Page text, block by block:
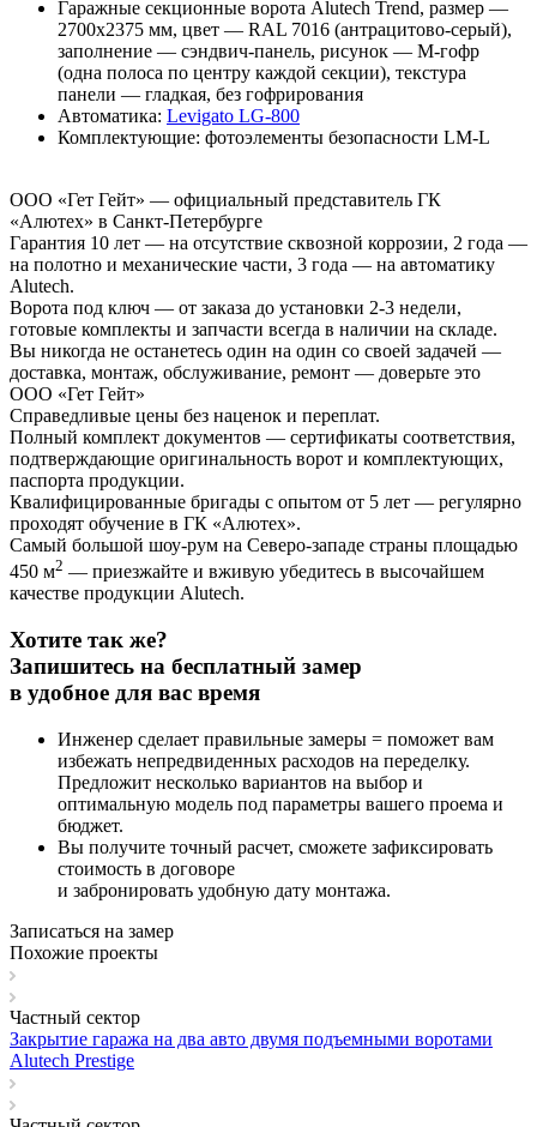
Гаражные секционные ворота Alutech Trend, размер —
2700х2375 мм, цвет — RAL 7016 (антрацитово-серый),
заполнение — сэндвич-панель, рисунок — M-гофр
(одна полоса по центру каждой секции), текстура
панели — гладкая, без гофрирования
Автоматика: Levigato LG-800
Комплектующие: фотоэлементы безопасности LM-L
ООО «Гет Гейт» — официальный представитель ГК
«Алютех» в Санкт-Петербурге
Гарантия 10 лет — на отсутствие сквозной коррозии, 2 года —
на полотно и механические части, 3 года — на автоматику
Alutech.
Ворота под ключ — от заказа до установки 2-3 недели,
готовые комплекты и запчасти всегда в наличии на складе.
Вы никогда не останетесь один на один со своей задачей —
доставка, монтаж, обслуживание, ремонт — доверьте это
ООО «Гет Гейт»
Справедливые цены без наценок и переплат.
Полный комплект документов — сертификаты соответствия,
подтверждающие оригинальность ворот и комплектующих,
паспорта продукции.
Квалифицированные бригады с опытом от 5 лет — регулярно
проходят обучение в ГК «Алютех».
Самый большой шоу-рум на Северо-западе страны площадью
450 м2 — приезжайте и вживую убедитесь в высочайшем
качестве продукции Alutech.
Хотите так же?
Запишитесь на бесплатный замер
в удобное для вас время
Инженер сделает правильные замеры = поможет вам
избежать непредвиденных расходов на переделку.
Предложит несколько вариантов на выбор и
оптимальную модель под параметры вашего проема и
бюджет.
Вы получите точный расчет, сможете зафиксировать
стоимость в договоре
и забронировать удобную дату монтажа.
Записаться на замер
Похожие проекты
Частный сектор
Закрытие гаража на два авто двумя подъемными воротами
Alutech Prestige